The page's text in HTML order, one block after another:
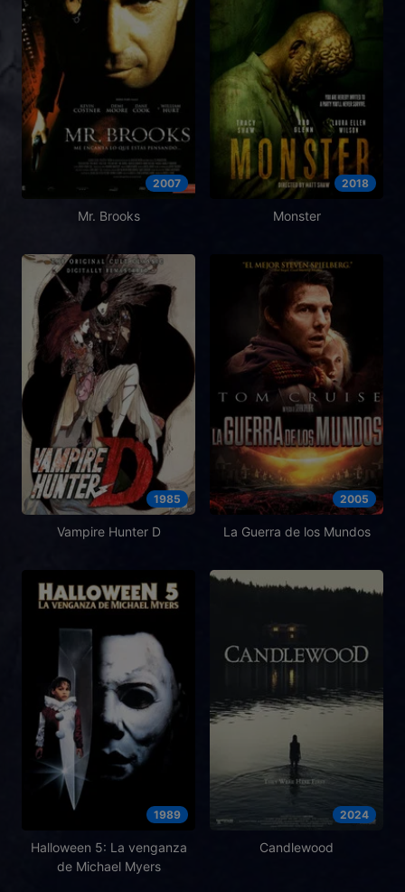
2007
Mr. Brooks
2018
Monster
1985
Vampire Hunter D
2005
La Guerra de los Mundos
1989
Halloween 5: La venganza
de Michael Myers
2024
Candlewood